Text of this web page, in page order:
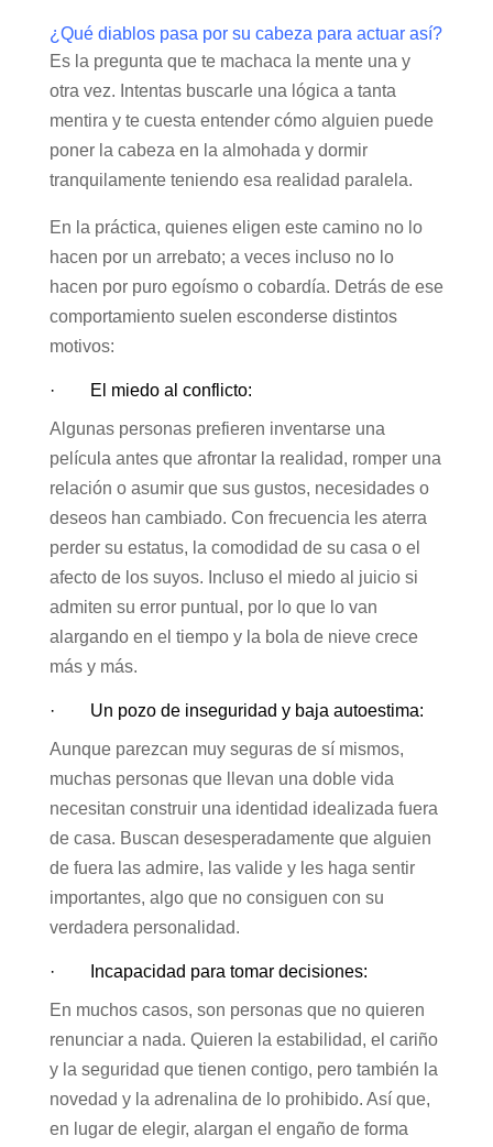
¿Qué diablos pasa por su cabeza para actuar así?
Es la pregunta que te machaca la mente una y
otra vez. Intentas buscarle una lógica a tanta
mentira y te cuesta entender cómo alguien puede
poner la cabeza en la almohada y dormir
tranquilamente teniendo esa realidad paralela.
En la práctica, quienes eligen este camino no lo
hacen por un arrebato; a veces incluso no lo
hacen por puro egoísmo o cobardía. Detrás de ese
comportamiento suelen esconderse distintos
motivos:
· El miedo al conflicto:
Algunas personas prefieren inventarse una
película antes que afrontar la realidad, romper una
relación o asumir que sus gustos, necesidades o
deseos han cambiado. Con frecuencia les aterra
perder su estatus, la comodidad de su casa o el
afecto de los suyos. Incluso el miedo al juicio si
admiten su error puntual, por lo que lo van
alargando en el tiempo y la bola de nieve crece
más y más.
· Un pozo de inseguridad y baja autoestima:
Aunque parezcan muy seguras de sí mismos,
muchas personas que llevan una doble vida
necesitan construir una identidad idealizada fuera
de casa. Buscan desesperadamente que alguien
de fuera las admire, las valide y les haga sentir
importantes, algo que no consiguen con su
verdadera personalidad.
· Incapacidad para tomar decisiones:
En muchos casos, son personas que no quieren
renunciar a nada. Quieren la estabilidad, el cariño
y la seguridad que tienen contigo, pero también la
novedad y la adrenalina de lo prohibido. Así que,
en lugar de elegir, alargan el engaño de forma